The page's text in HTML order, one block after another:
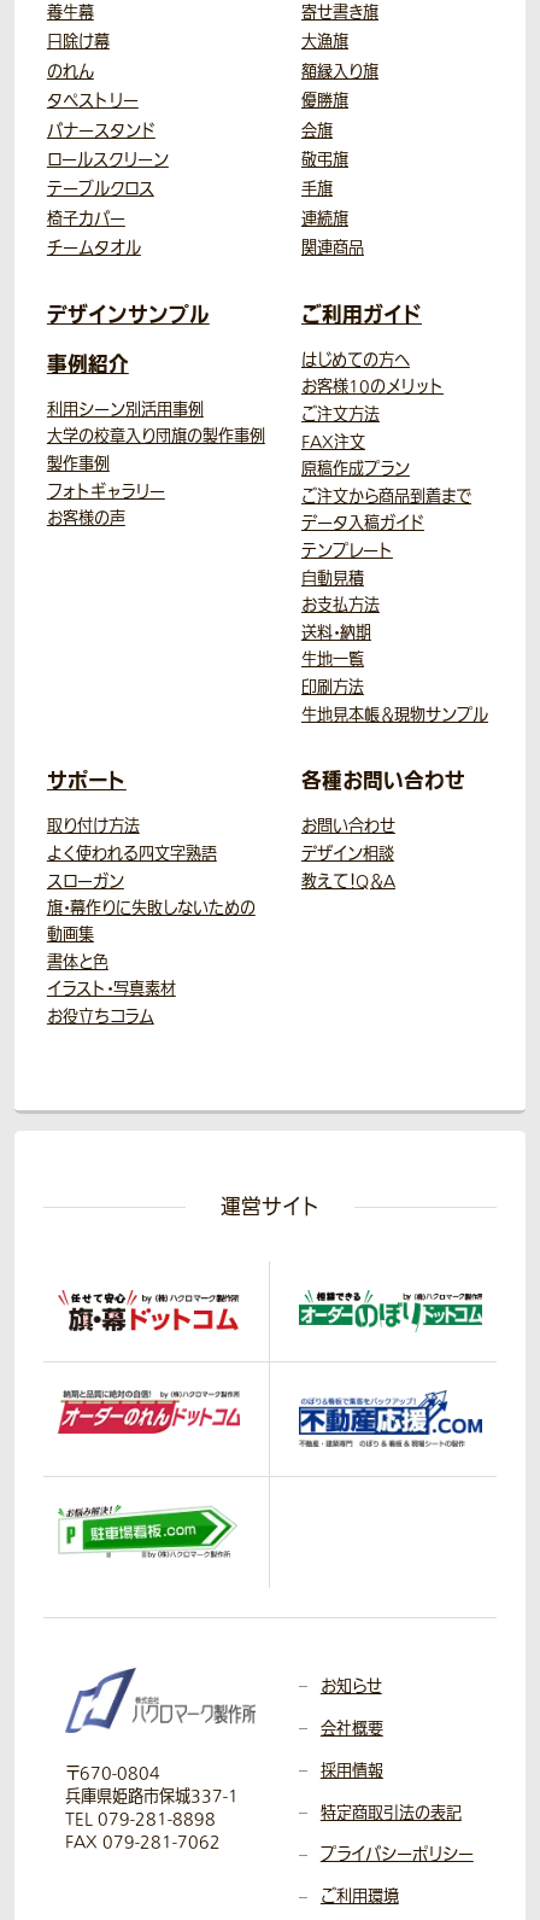
養生幕
日除け幕
のれん
タペストリー
バナースタンド
ロールスクリーン
テーブルクロス
椅子カバー
チームタオル
寄せ書き旗
大漁旗
額縁入り旗
優勝旗
会旗
敬弔旗
手旗
連続旗
関連商品
デザインサンプル
事例紹介
利用シーン別活用事例
大学の校章入り団旗の製作事例
製作事例
フォトギャラリー
お客様の声
ご利用ガイド
はじめての方へ
お客様10のメリット
ご注文方法
FAX注文
原稿作成プラン
ご注文から商品到着まで
データ入稿ガイド
テンプレート
自動見積
お支払方法
送料・納期
生地一覧
印刷方法
生地見本帳＆現物サンプル
サポート
取り付け方法
よく使われる四文字熟語
スローガン
旗・幕作りに失敗しないための
動画集
書体と色
イラスト・写真素材
お役立ちコラム
各種お問い合わせ
お問い合わせ
デザイン相談
教えて！Q＆A
運営サイト
〒670-0804
兵庫県姫路市保城337-1
TEL 079-281-8898
FAX 079-281-7062
お知らせ
会社概要
採用情報
特定商取引法の表記
プライバシーポリシー
ご利用環境